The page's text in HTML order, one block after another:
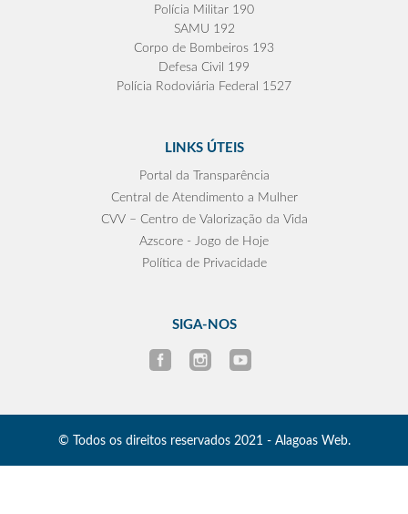
Polícia Militar 190
SAMU 192
Corpo de Bombeiros 193
Defesa Civil 199
Polícia Rodoviária Federal 1527
LINKS ÚTEIS
Portal da Transparência
Central de Atendimento a Mulher
CVV – Centro de Valorização da Vida
Azscore - Jogo de Hoje
Política de Privacidade
SIGA-NOS
© Todos os direitos reservados 2021 - Alagoas Web.